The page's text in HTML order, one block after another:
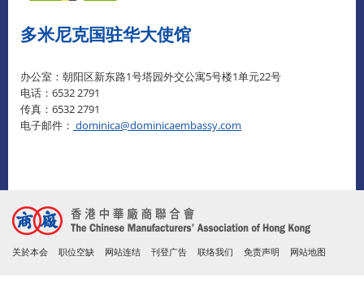
多米尼克国驻华大使馆
办公室：朝阳区新东路1号塔园外交公寓5号楼1单元22号
电话：6532 2791
传真：6532 2791
电子邮件： dominica@dominicaembassy.com
关於本会 职位空缺 网站连结 刊登广告 联络我们 免责声明 网站地图